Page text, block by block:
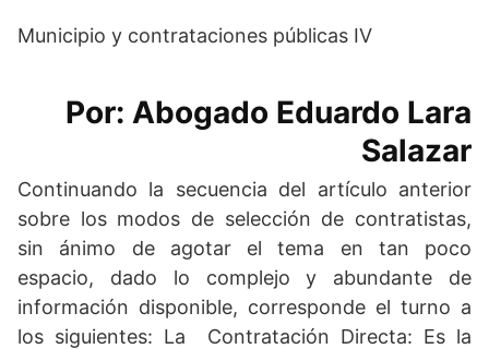
w
e
r
e
k
k
n
i
t
p
m
Municipio y contrataciones públicas IV
Por: Abogado Eduardo Lara
Salazar
Continuando la secuencia del artículo anterior
sobre los modos de selección de contratistas,
sin ánimo de agotar el tema en tan poco
espacio, dado lo complejo y abundante de
información disponible, corresponde el turno a
los siguientes: La Contratación Directa: Es la